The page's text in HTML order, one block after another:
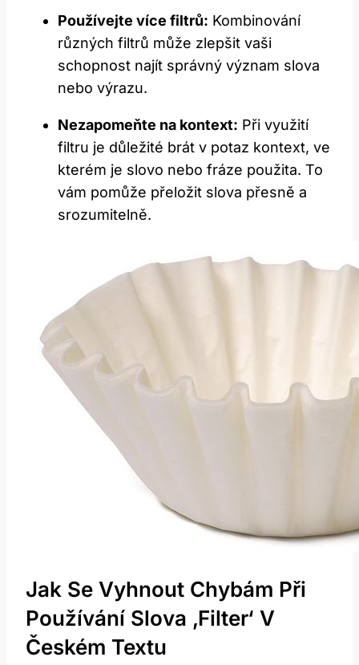
Používejte více filtrů: Kombinování
různých filtrů může zlepšit vaši
schopnost najít správný význam slova
nebo výrazu.
Nezapomeňte na kontext: Při využití
filtru je důležité brát v potaz kontext, ve
kterém je slovo nebo fráze použita. To
vám pomůže přeložit slova přesně a
srozumitelně.
Jak Se Vyhnout Chybám Při
Používání Slova ‚filter‘ V
Českém Textu